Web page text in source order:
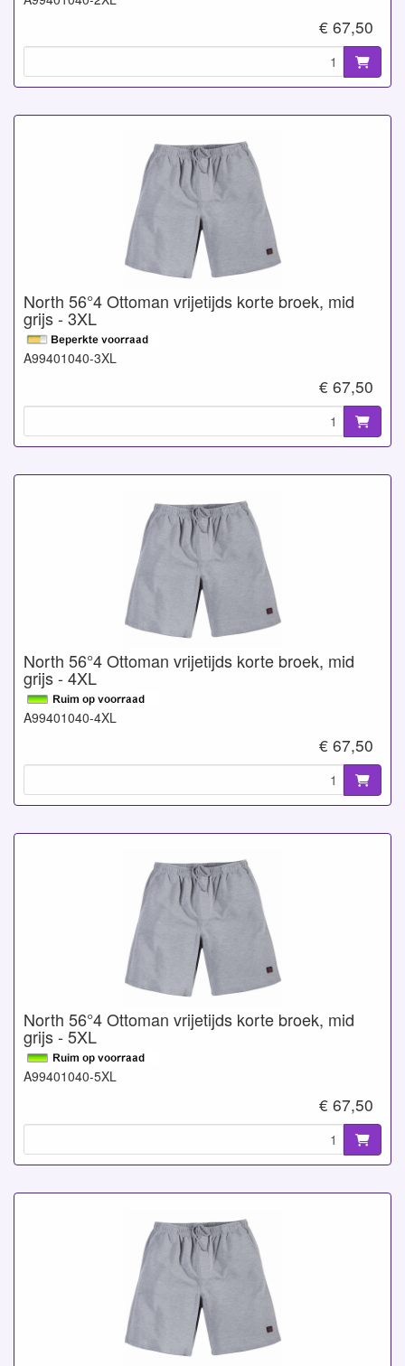
€ 67,50
North 56°4 Ottoman vrijetijds korte broek, mid
grijs - 3XL
A99401040-3XL
€ 67,50
North 56°4 Ottoman vrijetijds korte broek, mid
grijs - 4XL
A99401040-4XL
€ 67,50
North 56°4 Ottoman vrijetijds korte broek, mid
grijs - 5XL
A99401040-5XL
€ 67,50